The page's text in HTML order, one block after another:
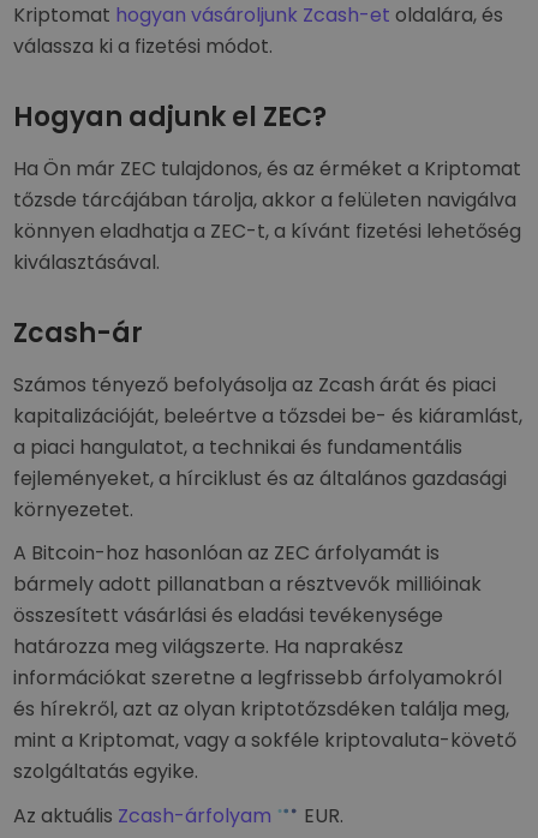
Kriptomat hogyan vásároljunk Zcash-et oldalára, és
válassza ki a fizetési módot.
Hogyan adjunk el ZEC?
Ha Ön már ZEC tulajdonos, és az érméket a Kriptomat
tőzsde tárcájában tárolja, akkor a felületen navigálva
könnyen eladhatja a ZEC-t, a kívánt fizetési lehetőség
kiválasztásával.
Zcash-ár
Számos tényező befolyásolja az Zcash árát és piaci
kapitalizációját, beleértve a tőzsdei be- és kiáramlást,
a piaci hangulatot, a technikai és fundamentális
fejleményeket, a hírciklust és az általános gazdasági
környezetet.
A Bitcoin-hoz hasonlóan az ZEC árfolyamát is
bármely adott pillanatban a résztvevők millióinak
összesített vásárlási és eladási tevékenysége
határozza meg világszerte. Ha naprakész
információkat szeretne a legfrissebb árfolyamokról
és hírekről, azt az olyan kriptotőzsdéken találja meg,
mint a Kriptomat, vagy a sokféle kriptovaluta-követő
szolgáltatás egyike.
Az aktuális Zcash-árfolyam EUR.